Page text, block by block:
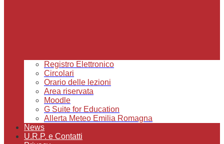
Registro Elettronico
Circolari
Orario delle lezioni
Area riservata
Moodle
G Suite for Education
Allerta Meteo Emilia Romagna
News
U.R.P. e Contatti